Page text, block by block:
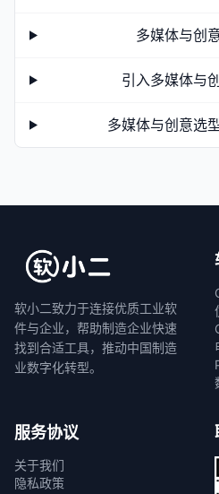
多媒体与创
引入多媒体与
多媒体与创意选
软小二致力于连接优质工业软
件与企业，帮助制造企业快速
找到合适工具，推动中国制造
业数字化转型。
服务协议
关于我们
隐私政策